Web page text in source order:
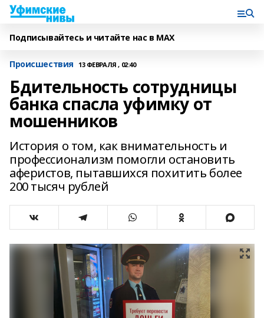
Подписывайтесь и читайте нас в MAX
Происшествия 13 ФЕВРАЛЯ , 02:40
Бдительность сотрудницы
банка спасла уфимку от
мошенников
История о том, как внимательность и
профессионализм помогли остановить
аферистов, пытавшихся похитить более
200 тысяч рублей